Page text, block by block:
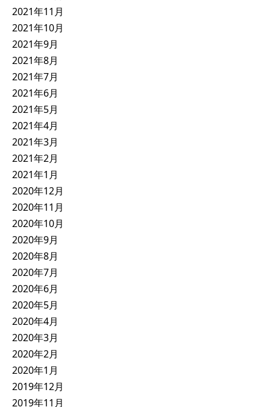
2021年11月
2021年10月
2021年9月
2021年8月
2021年7月
2021年6月
2021年5月
2021年4月
2021年3月
2021年2月
2021年1月
2020年12月
2020年11月
2020年10月
2020年9月
2020年8月
2020年7月
2020年6月
2020年5月
2020年4月
2020年3月
2020年2月
2020年1月
2019年12月
2019年11月